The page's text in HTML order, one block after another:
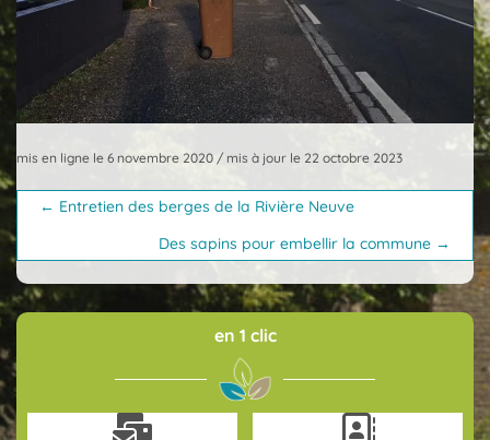
mis en ligne le 6 novembre 2020 / mis à jour le 22 octobre 2023
Posts
← Entretien des berges de la Rivière Neuve
Des sapins pour embellir la commune →
en 1 clic